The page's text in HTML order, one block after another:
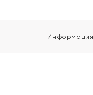
Информация